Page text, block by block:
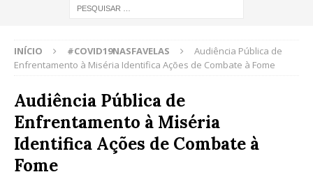
INÍCIO #COVID19NASFAVELAS
Audiência Pública de
Enfrentamento à Miséria Identifica Ações de Combate à Fome
Audiência Pública de
Enfrentamento à Miséria
Identifica Ações de Combate à
Fome